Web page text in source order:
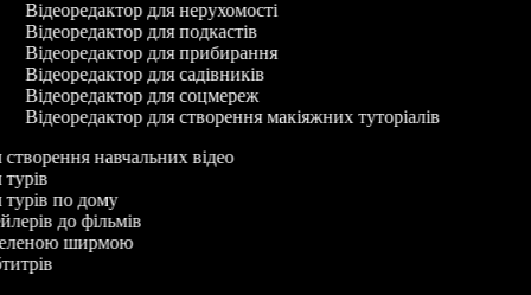
Відеоредактор для нерухомості
Відеоредактор для подкастів
Відеоредактор для прибирання
Відеоредактор для садівників
Відеоредактор для соцмереж
Відеоредактор для створення макіяжних туторіалів
створення навчальних відео
турів
турів по дому
до фільмів
зеленою ширмою